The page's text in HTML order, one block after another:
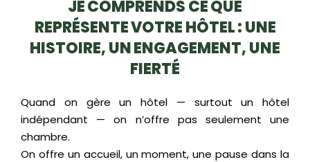
JE COMPRENDS CE QUE
REPRÉSENTE VOTRE HÔTEL : UNE
HISTOIRE, UN ENGAGEMENT, UNE
FIERTÉ
Quand on gère un hôtel — surtout un hôtel
indépendant — on n’offre pas seulement une
chambre.
On offre un accueil, un moment, une pause dans la